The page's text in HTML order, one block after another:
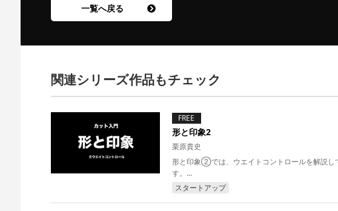
一覧へ戻る
関連シリーズ作品もチェック
FREE
形と印象2
栗原貴史
形と印象②では、ウエイトコントロールを解説し
す。...
スタートアップ